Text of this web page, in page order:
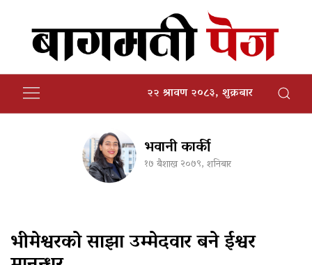
२२ श्रावण २०८३, शुक्रबार
भवानी कार्की
१७ बैशाख २०७९, शनिबार
भीमेश्वरको साझा उम्मेदवार बने ईश्वर